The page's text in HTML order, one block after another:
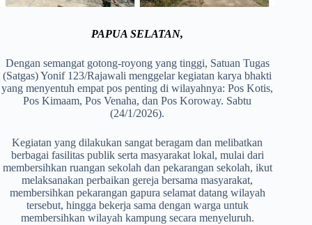
PAPUA SELATAN,
Dengan semangat gotong-royong yang tinggi, Satuan Tugas
(Satgas) Yonif 123/Rajawali menggelar kegiatan karya bhakti
yang menyentuh empat pos penting di wilayahnya: Pos Kotis,
Pos Kimaam, Pos Venaha, dan Pos Koroway. Sabtu
(24/1/2026).
‎‎Kegiatan yang dilakukan sangat beragam dan melibatkan
berbagai fasilitas publik serta masyarakat lokal, mulai dari
membersihkan ruangan sekolah dan pekarangan sekolah, ikut
melaksanakan perbaikan gereja bersama masyarakat,
membersihkan pekarangan gapura selamat datang wilayah
tersebut, hingga bekerja sama dengan warga untuk
membersihkan wilayah kampung secara menyeluruh.